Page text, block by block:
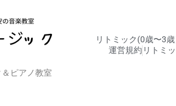
ピアノ教室
リトミック(0歳〜3歳
運営規約 リトミ